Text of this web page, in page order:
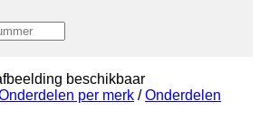
per merk / Onderdelen